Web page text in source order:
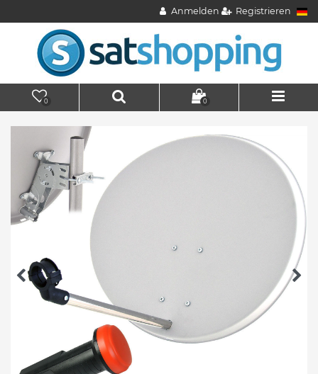
Anmelden Registrieren
0 0